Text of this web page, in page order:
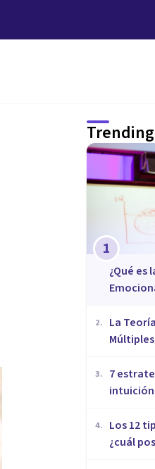
Trending
1
¿Qué es
2.
La
3.
7
intuición
4.
Los 12
¿cuál